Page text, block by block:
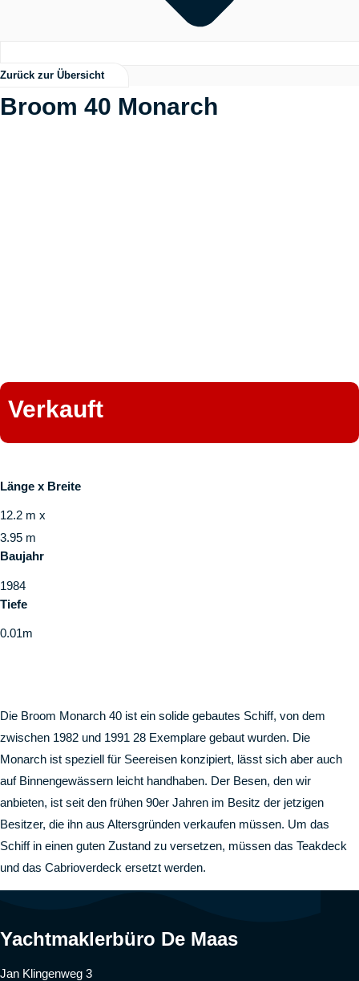
Zurück zur Übersicht
Broom 40 Monarch
Verkauft
Länge x Breite
12.2 m x
3.95 m
Baujahr
1984
Tiefe
0.01m
Die Broom Monarch 40 ist ein solide gebautes Schiff, von dem
zwischen 1982 und 1991 28 Exemplare gebaut wurden. Die
Monarch ist speziell für Seereisen konzipiert, lässt sich aber auch
auf Binnengewässern leicht handhaben. Der Besen, den wir
anbieten, ist seit den frühen 90er Jahren im Besitz der jetzigen
Besitzer, die ihn aus Altersgründen verkaufen müssen. Um das
Schiff in einen guten Zustand zu versetzen, müssen das Teakdeck
und das Cabrioverdeck ersetzt werden.
Yachtmaklerbüro De Maas
Jan Klingenweg 3